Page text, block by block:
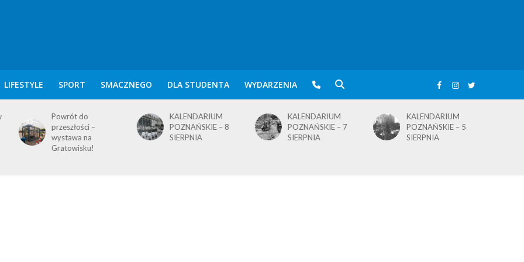
LIFESTYLE SPORT SMACZNEGO DLA STUDENTA WYDARZENIA
KALENDARIUM
POZNAŃSKIE – 8
SIERPNIA
KALENDARIUM
POZNAŃSKIE – 7
SIERPNIA
KALENDARIUM
POZNAŃSKIE – 5
SIERPNIA
KALENDARIUM
POZNAŃSKIE – 4
SIERPNIA